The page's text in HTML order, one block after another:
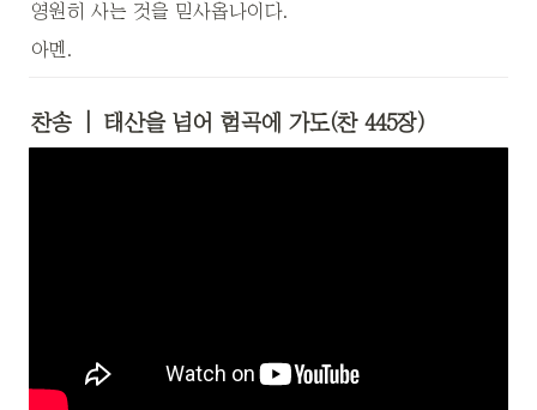
영원히 사는 것을 믿사옵나이다.
아멘.
찬송
  |  태산을 넘어 험곡에 가도(찬 445장)